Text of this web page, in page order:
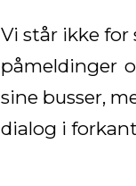
Vi står ikke for
påmeldinger
sine busser,
dialog i